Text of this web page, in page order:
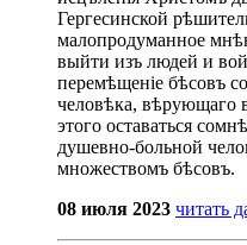
Гергесинской
малопродуманное
выйти изъ людей и
перемѣщеніе бѣсовъ
человѣка, вѣрующаго
этого оставаться
душевно-больной
множествомъ бѣсовъ.
08 июля 2023 читать